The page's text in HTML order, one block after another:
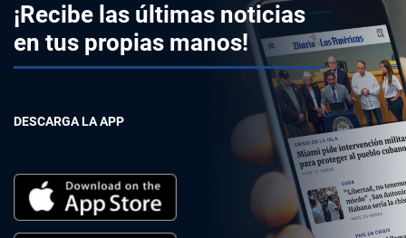
¡Recibe las últimas noticias
en tus propias manos!
DESCARGA LA APP